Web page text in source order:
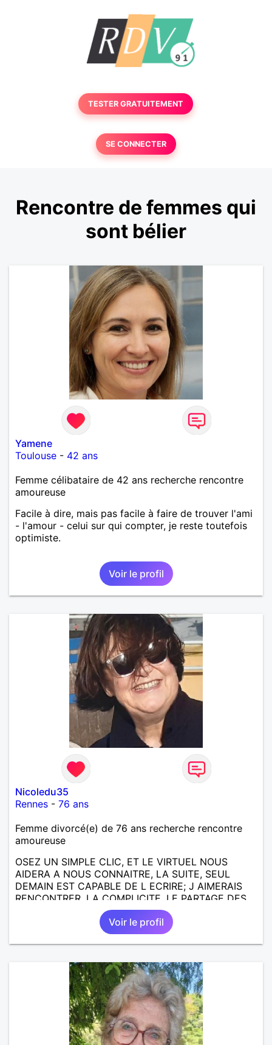
TESTER GRATUITEMENT
SE CONNECTER
Rencontre de femmes qui
sont bélier
Yamene
Toulouse - 42 ans
Femme célibataire de 42 ans recherche rencontre
amoureuse
Facile à dire, mais pas facile à faire de trouver l'ami
- l'amour - celui sur qui compter, je reste toutefois
optimiste.
Voir le profil
Nicoledu35
Rennes - 76 ans
Femme divorcé(e) de 76 ans recherche rencontre
amoureuse
OSEZ UN SIMPLE CLIC, ET LE VIRTUEL NOUS
AIDERA A NOUS CONNAITRE, LA SUITE, SEUL
DEMAIN EST CAPABLE DE L ECRIRE; J AIMERAIS
RENCONTRER, LA COMPLICITE, LE PARTAGE DES
BELLES CHOSES DE LA VIE : BALADES, VOYAGES
EN FRANCE OU AILLEURS. ETRE A L ECOUTE DE L
AUTRE, ET LA VIE SERA PLUS BELLE
ENCORE.....................
Voir le profil